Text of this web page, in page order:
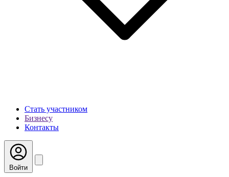
Стать участником
Бизнесу
Контакты
Войти